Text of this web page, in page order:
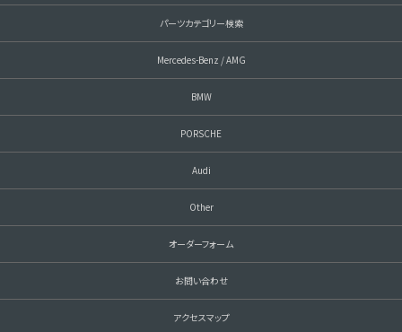
パーツカテゴリー検索
Mercedes-Benz / AMG
BMW
PORSCHE
Audi
Other
オーダーフォーム
お問い合わせ
アクセスマップ